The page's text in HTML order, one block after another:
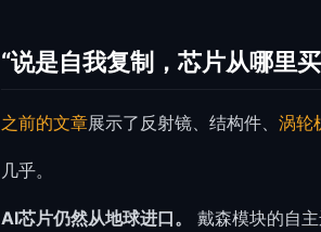
“说是自我复制，芯片从哪里
之前的文章展示了反射镜、结构件、 涡轮
几乎。
AI芯片仍然从地球进口。
戴森模块的自